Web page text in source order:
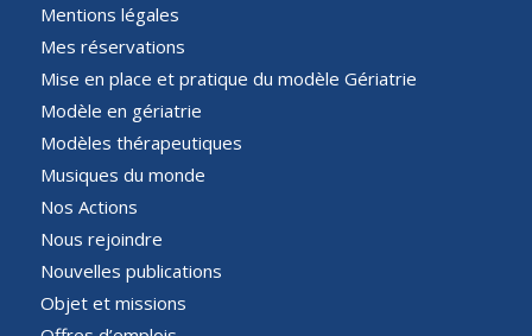
Mentions légales
Mes réservations
Mise en place et pratique du modèle Gériatrie
Modèle en gériatrie
Modèles thérapeutiques
Musiques du monde
Nos Actions
Nous rejoindre
Nouvelles publications
Objet et missions